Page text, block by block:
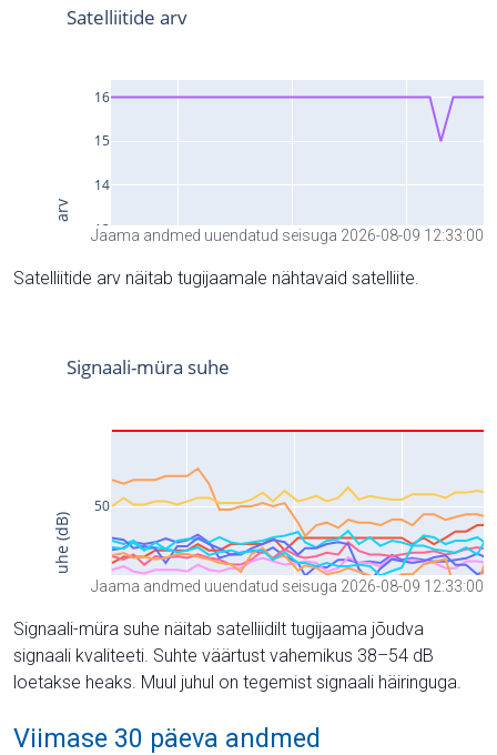
Jaama andmed uuendatud seisuga 2026-08-09 12:33:00
Satelliitide arv näitab tugijaamale nähtavaid satelliite.
Jaama andmed uuendatud seisuga 2026-08-09 12:33:00
Signaali-müra suhe näitab satelliidilt tugijaama jõudva
signaali kvaliteeti. Suhte väärtust vahemikus 38–54 dB
loetakse heaks. Muul juhul on tegemist signaali häiringuga.
Viimase 30 päeva andmed